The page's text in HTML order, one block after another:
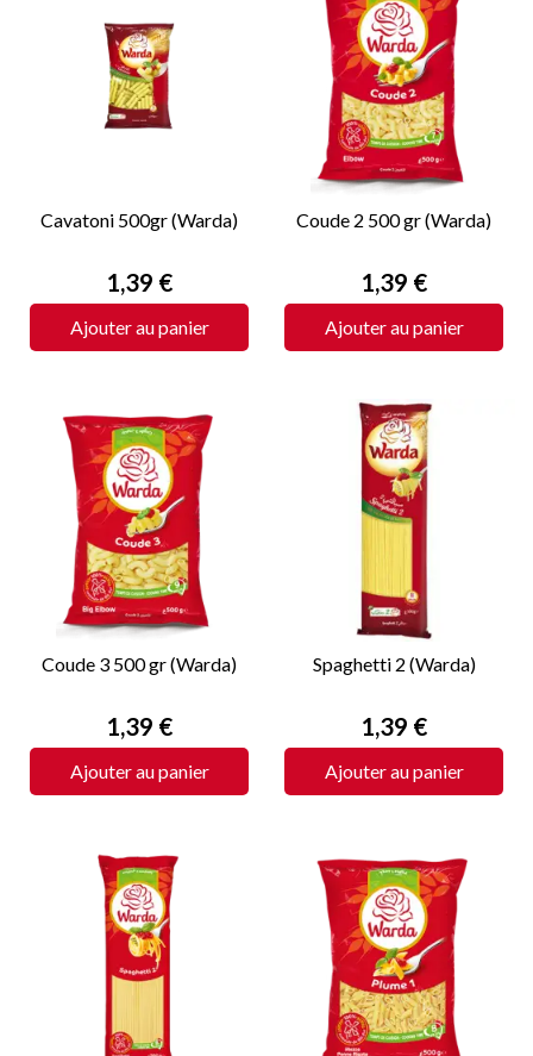
Cavatoni 500gr (Warda)
Prix
1,39 €
Ajouter au panier
Coude 2 500 gr (Warda)
Prix
1,39 €
Ajouter au panier
Coude 3 500 gr (Warda)
Prix
1,39 €
Ajouter au panier
Spaghetti 2 (Warda)
Prix
1,39 €
Ajouter au panier